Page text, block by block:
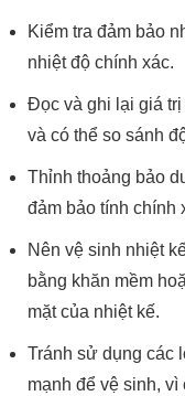
Kiểm tra đảm bảo
nhiệt độ chính xác.
Đọc và ghi lại giá
và có thể so sánh
Thỉnh thoảng bảo
đảm bảo tính chính
Nên vệ sinh nhiệt
bằng khăn mềm
mặt của nhiệt kế.
Tránh sử dụng các
mạnh để vệ sinh, vì